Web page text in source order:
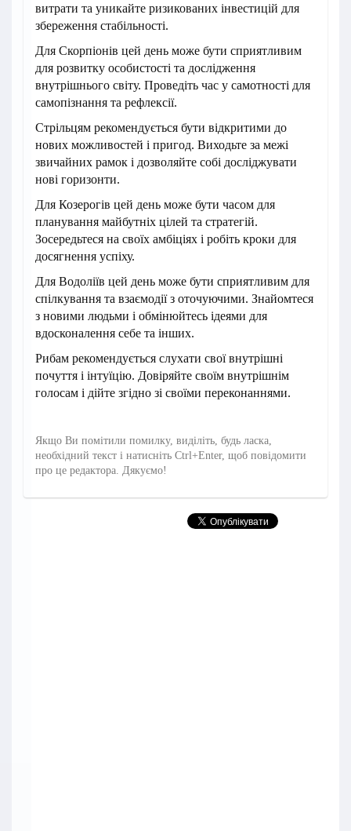
витрати та уникайте ризикованих інвестицій для
збереження стабільності.
Для Скорпіонів цей день може бути сприятливим
для розвитку особистості та дослідження
внутрішнього світу. Проведіть час у самотності для
самопізнання та рефлексії.
Стрільцям рекомендується бути відкритими до
нових можливостей і пригод. Виходьте за межі
звичайних рамок і дозволяйте собі досліджувати
нові горизонти.
Для Козерогів цей день може бути часом для
планування майбутніх цілей та стратегій.
Зосередьтеся на своїх амбіціях і робіть кроки для
досягнення успіху.
Для Водоліїв цей день може бути сприятливим для
спілкування та взаємодії з оточуючими. Знайомтеся
з новими людьми і обмінюйтесь ідеями для
вдосконалення себе та інших.
Рибам рекомендується слухати свої внутрішні
почуття і інтуїцію. Довіряйте своїм внутрішнім
голосам і дійте згідно зі своїми переконаннями.
Якщо Ви помітили помилку, виділіть, будь ласка,
необхідний текст і натисніть Ctrl+Enter, щоб повідомити
про це редактора. Дякуємо!